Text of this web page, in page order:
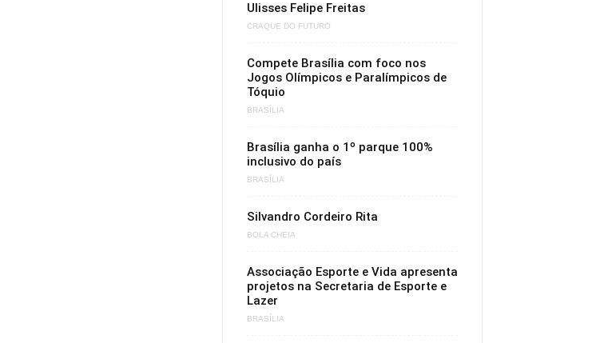
Ulisses Felipe Freitas
CRAQUE DO FUTURO
Compete Brasília com foco nos
Jogos Olímpicos e Paralímpicos de
Tóquio
BRASÍLIA
Brasília ganha o 1º parque 100%
inclusivo do país
BRASÍLIA
Silvandro Cordeiro Rita
BOLA CHEIA
Associação Esporte e Vida apresenta
projetos na Secretaria de Esporte e
Lazer
BRASÍLIA